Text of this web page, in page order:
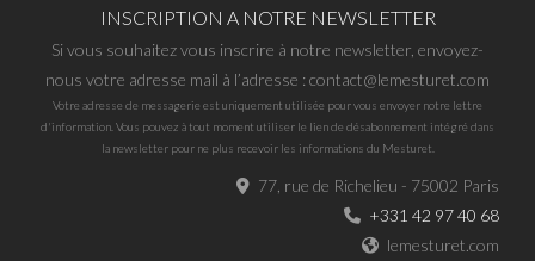
INSCRIPTION A NOTRE NEWSLETTER
Si vous souhaitez vous inscrire à notre newsletter, envoyez-
nous votre adresse mail à l’adresse : contact@lemesturet.com
Votre adresse de messagerie est uniquement utilisée pour vous envoyer notre lettre
d'information. Vous pouvez à tout moment utiliser le lien de désabonnement intégré dans
la newsletter pour ne plus recevoir les informations du Mesturet.
77, rue de Richelieu - 75002 Paris
+331 42 97 40 68
lemesturet.com